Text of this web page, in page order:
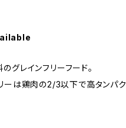
レインフリーフード。
ーは鶏肉の2/3以下で高タンパク